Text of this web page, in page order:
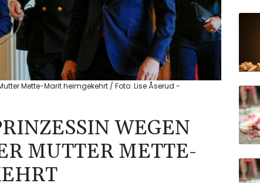
Mette-Marit heimgekehrt / Foto: Lise Åserud -
WEGEN
MUTTER METTE-